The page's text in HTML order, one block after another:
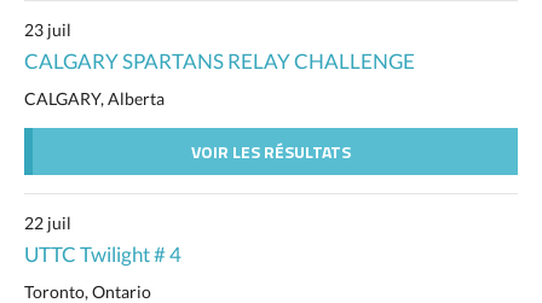
23 juil
CALGARY SPARTANS RELAY CHALLENGE
CALGARY, Alberta
VOIR LES RÉSULTATS
22 juil
UTTC Twilight # 4
Toronto, Ontario